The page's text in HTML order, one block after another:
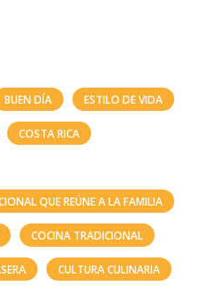
BUEN DÍA ESTILO DE VIDA
COSTA RICA
QUE REÚNE A LA FAMILIA
COCINA TRADICIONAL
CULTURA CULINARIA